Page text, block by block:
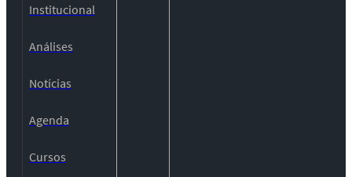
Institucional
Análises
Notícias
Agenda
Cursos